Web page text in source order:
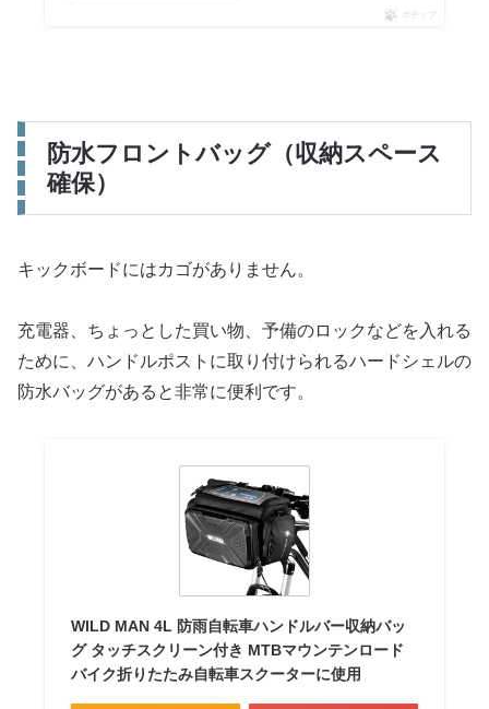
ポチップ
防水フロントバッグ（収納スペース
確保）
キックボードにはカゴがありません。
充電器、ちょっとした買い物、予備のロックなどを入れる
ために、ハンドルポストに取り付けられるハードシェルの
防水バッグがあると非常に便利です。
WILD MAN 4L 防雨自転車ハンドルバー収納バッ
グ タッチスクリーン付き MTBマウンテンロード
バイク折りたたみ自転車スクーターに使用